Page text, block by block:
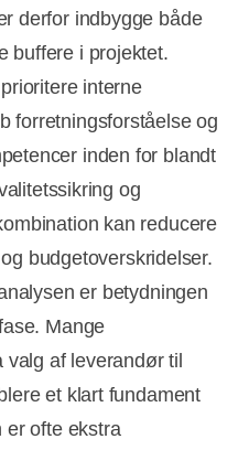
derfor indbygge både
buffere i projektet.
interne
forretningsforståelse og
inden for blandt
og
kan reducere
budgetoverskridelser.
er betydningen
Mange
valg af leverandør til
et klart fundament
er ofte ekstra